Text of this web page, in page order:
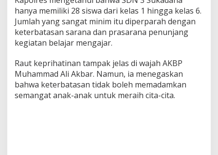
hanya memiliki 28 siswa dari kelas 1 hingga kelas 6.
Jumlah yang sangat minim itu diperparah dengan
keterbatasan sarana dan prasarana penunjang
kegiatan belajar mengajar.
Raut keprihatinan tampak jelas di wajah AKBP
Muhammad Ali Akbar. Namun, ia menegaskan
bahwa keterbatasan tidak boleh memadamkan
semangat anak-anak untuk meraih cita-cita.